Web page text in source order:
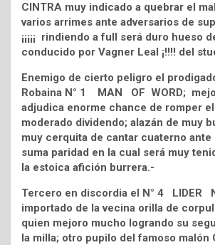
CINTRA muy indicado a quebrar el
varios arrimes ante adversarios de
¡¡¡¡¡ rindiendo a full será duro hueso
conducido por Vagner Leal ¡!!!! del
Enemigo de cierto peligro el
Robaina N° 1 MAN OF WORD;
adjudica enorme chance de romper
moderado dividendo; alazán de muy
muy cerquita de cantar cuaterno ante
suma paridad en la cual será muy
la estoica afición burrera.-
Tercero en discordia el N° 4 LIDER
importado de la vecina orilla de
quien mejoro mucho logrando su
la milla; otro pupilo del famoso malón